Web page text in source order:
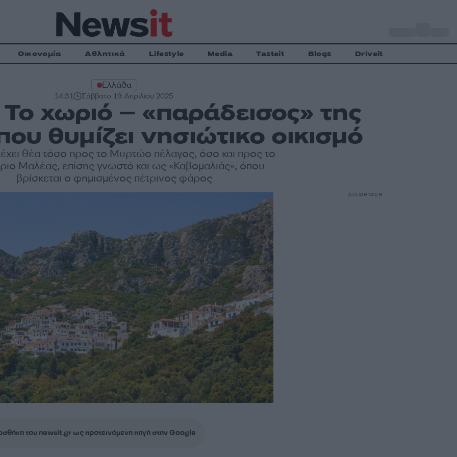
Οικονομία Αθλητικά Lifestyle Media Tasteit Blogs Driveit
Ελλάδα
14:31 Σάββατο 19 Απριλίου 2025
χωριό – «παράδεισος» της
θυμίζει νησιώτικο οικισμό
θέα τόσο προς το Μυρτώο πέλαγος, όσο και προς το
Μαλέας, επίσης γνωστό και ως «Καβομαλιάς», όπου
βρίσκεται ο φημισμένος πέτρινος φάρος
του newsit.gr ως προτεινόμενη πηγή στην Google
ΔΙΑΦΗΜΙΣΗ